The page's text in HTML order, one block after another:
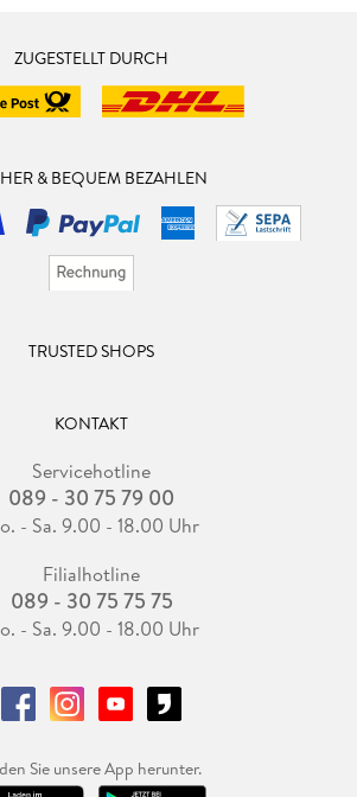
ZUGESTELLT DURCH
& BEQUEM BEZAHLEN
TRUSTED SHOPS
KONTAKT
Servicehotline
089 - 30 75 79 00
- Sa. 9.00 - 18.00 Uhr
Filialhotline
089 - 30 75 75 75
- Sa. 9.00 - 18.00 Uhr
Sie unsere App herunter.